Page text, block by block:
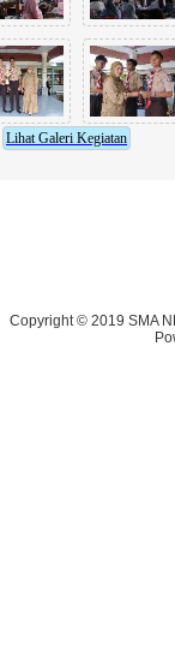
Lihat Galeri Kegiatan
Copyright © 2019 SMA